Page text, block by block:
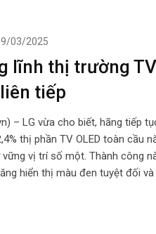
03/2025
lĩnh thị trường
tiếp
– LG vừa cho biết, hãng tiếp
thị phần TV OLED toàn cầu
vững vị trí số một. Thành công
hiển thị màu đen tuyệt đối